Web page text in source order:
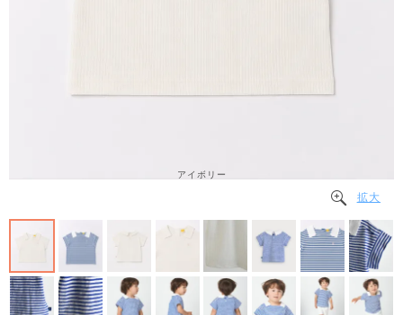
アイボリー
拡大